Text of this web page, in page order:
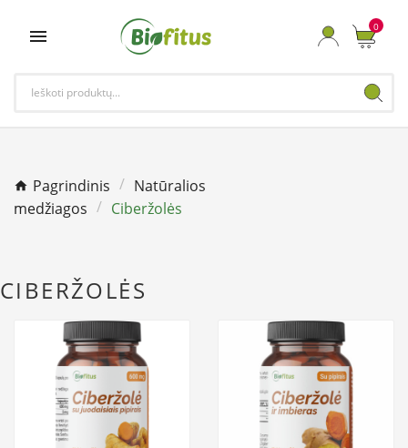
 0
Pagrindinis
Natūralios
medžiagos
Ciberžolės
CIBERŽOLĖS